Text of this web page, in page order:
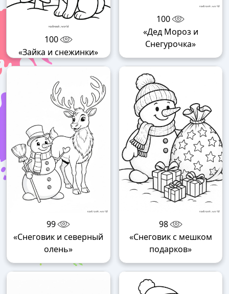
100
«Зайка и снежинки»
100
«Дед Мороз и
Снегурочка»
99
«Снеговик и северный
олень»
98
«Снеговик с мешком
подарков»